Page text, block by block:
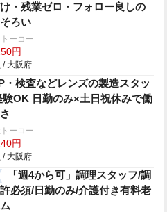
・残業ゼロ・フォロー良しの
ろい
ーコー
円
/ 大阪府
・検査などレンズの製造スタッ
験OK 日勤のみ×土日祝休みで働
ーコー
円
/ 大阪府
「週4から可」調理スタッフ/調
必須/日勤のみ/介護付き有料老